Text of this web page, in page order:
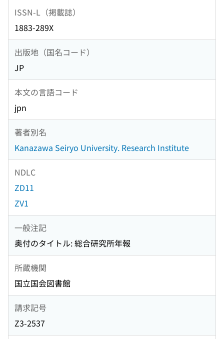
ISSN-L（掲載誌）
1883-289X
出版地（国名コード）
JP
本文の言語コード
jpn
著者別名
Kanazawa Seiryo University. Research Institute
NDLC
ZD11
ZV1
一般注記
奥付のタイトル: 総合研究所年報
所蔵機関
国立国会図書館
請求記号
Z3-2537